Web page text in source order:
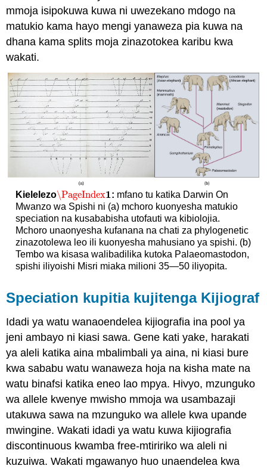
mmoja isipokuwa kuwa ni uwezekano mdogo na
matukio kama hayo mengi yanaweza pia kuwa na
dhana kama splits moja zinazotokea karibu kwa
wakati.
Kielelezo\PageIndex1
\PageIndex1: mfano tu katika Darwin On
Mwanzo wa Spishi ni (a) mchoro kuonyesha matukio
speciation na kusababisha utofauti wa kibiolojia.
Mchoro unaonyesha kufanana na chati za phylogenetic
zinazotolewa leo ili kuonyesha mahusiano ya spishi. (b)
Tembo wa kisasa walibadilika kutoka Palaeomastodon,
spishi iliyoishi Misri miaka milioni 35—50 iliyopita.
Speciation kupitia kujitenga Kijiograf
Idadi ya watu wanaoendelea kijiografia ina pool ya
jeni ambayo ni kiasi sawa. Gene kati yake, harakati
ya aleli katika aina mbalimbali ya aina, ni kiasi bure
kwa sababu watu wanaweza hoja na kisha mate na
watu binafsi katika eneo lao mpya. Hivyo, mzunguko
wa allele kwenye mwisho mmoja wa usambazaji
utakuwa sawa na mzunguko wa allele kwa upande
mwingine. Wakati idadi ya watu kuwa kijiografia
discontinuous kwamba free-mtiririko wa aleli ni
kuzuiwa. Wakati mgawanyo huo unaendelea kwa